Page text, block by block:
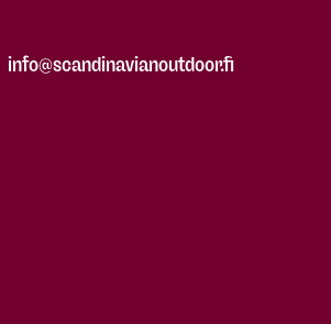
info@scandinavianoutdoor.fi